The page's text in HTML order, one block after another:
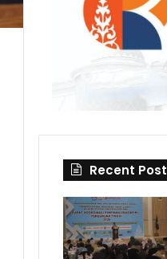
Recent Post